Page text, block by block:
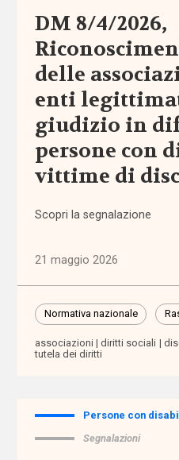
europea
Normativa
nazionale
Normativa
regionale
Punti
normativa
Spazio ai
promotori
abbandono
DM 8/4/2026,
delle
enti
giudizio in
persone con
vittime di
Scopri la segnalazione
21 maggio 2026
Normativa nazionale
associazioni diritti sociali
tutela dei diritti
Persone con
Segnalazioni